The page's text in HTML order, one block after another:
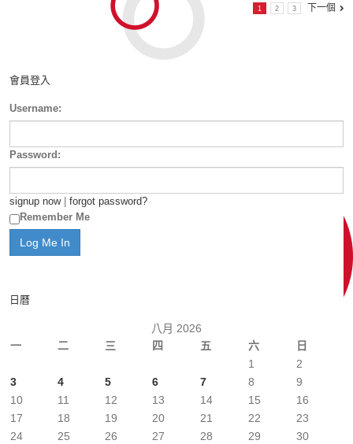
1 2 3 下一個
會員登入
Username:
Password:
signup now| forgot password?
Remember Me
日曆
八月 2026
一
二 三 四 五 六 日
1
2
3
4 5 6 7 8
9
10
11 12 13 14 15
16
17
18 19 20 21 22
23
24
25 26 27 28 29
30